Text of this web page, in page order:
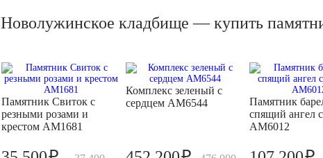
Новолужинское кладбище — купить
Памятник Свиток с
резными розами и
крестом AM1681
Комплекс зеленый с
сердцем AM6544
Памятник
спящий ангел
AM6012